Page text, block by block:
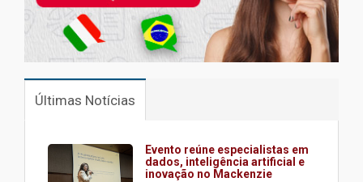
Últimas Notícias
Evento reúne especialistas em
dados, inteligência artificial e
inovação no Mackenzie